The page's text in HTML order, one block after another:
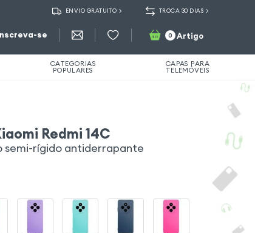
ENVIO GRATUITO TROCA 30 DIAS
se 0 Artigo
CATEGORIAS
POPULARES
CAPAS PARA
TELEMÓVEIS
Redmi 14C
semi-rígido antiderrapante